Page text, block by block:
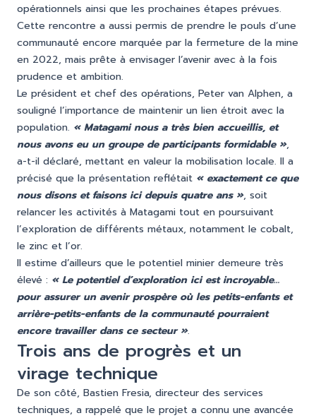
opérationnels ainsi que les prochaines étapes prévues.
Cette rencontre a aussi permis de prendre le pouls d’une
communauté encore marquée par la fermeture de la mine
en 2022, mais prête à envisager l’avenir avec à la fois
prudence et ambition.
Le président et chef des opérations, Peter van Alphen, a
souligné l’importance de maintenir un lien étroit avec la
population. « Matagami nous a très bien accueillis, et
nous avons eu un groupe de participants formidable »,
a-t-il déclaré, mettant en valeur la mobilisation locale. Il a
précisé que la présentation reflétait « exactement ce que
nous disons et faisons ici depuis quatre ans », soit
relancer les activités à Matagami tout en poursuivant
l’exploration de différents métaux, notamment le cobalt,
le zinc et l’or.
Il estime d’ailleurs que le potentiel minier demeure très
élevé : « Le potentiel d’exploration ici est incroyable…
pour assurer un avenir prospère où les petits-enfants et
arrière-petits-enfants de la communauté pourraient
encore travailler dans ce secteur ».
Trois ans de progrès et un
virage technique
De son côté, Bastien Fresia, directeur des services
techniques, a rappelé que le projet a connu une avancée